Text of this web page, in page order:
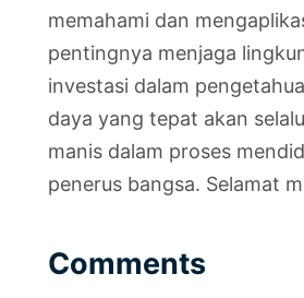
memahami dan
pentingnya menjaga
investasi dalam
daya yang tepat akan
manis dalam proses
penerus bangsa. Selamat
Comments